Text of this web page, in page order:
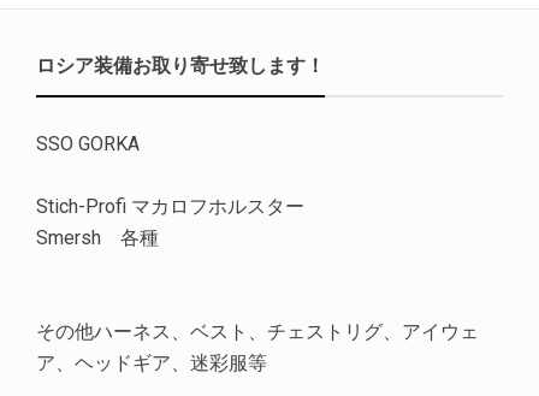
ロシア装備お取り寄せ致します！
SSO GORKA
Stich-Profi マカロフホルスター
Smersh 各種
その他ハーネス、ベスト、チェストリグ、アイウェ
ア、ヘッドギア、迷彩服等